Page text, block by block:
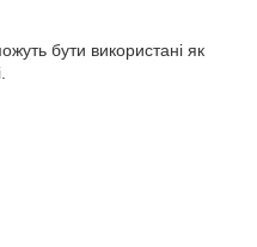
бути використані як